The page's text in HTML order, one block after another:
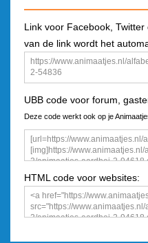
Link voor Facebook,
van de link wordt het
UBB code voor forum,
Deze code werkt ook op je
een plaatje
HTML code voor websites: